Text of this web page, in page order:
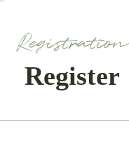
Registration
Register